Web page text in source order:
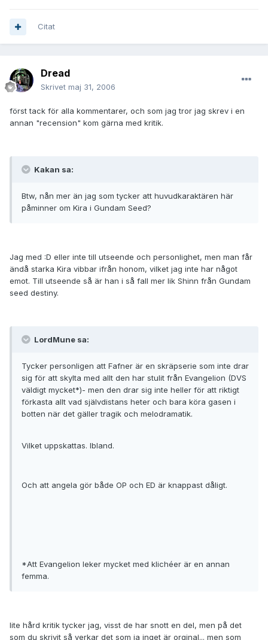
Citat
Dread
Skrivet maj 31, 2006
först tack för alla kommentarer, och som jag tror jag skrev i en
annan "recension" kom gärna med kritik.
Kakan sa:
Btw, nån mer än jag som tycker att huvudkaraktären här
påminner om Kira i Gundam Seed?
Jag med :D eller inte till utseende och personlighet, men man får
ändå starka Kira vibbar ifrån honom, vilket jag inte har något
emot. Till utseende så är han i så fall mer lik Shinn från Gundam
seed destiny.
LordMune sa:
Tycker personligen att Fafner är en skräpserie som inte drar
sig för att skylta med allt den har stulit från Evangelion (DVS
väldigt mycket*)- men den drar sig inte heller för att riktigt
förkasta allt vad självdistans heter och bara köra gasen i
botten när det gäller tragik och melodramatik.
Vilket uppskattas. Ibland.
Och att angela gör både OP och ED är knappast dåligt.
*Att Evangelion leker mycket med klichéer är en annan
femma.
lite hård kritik tycker jag, visst de har snott en del, men på det
som du skrivit så verkar det som ja inget är orginal... men som